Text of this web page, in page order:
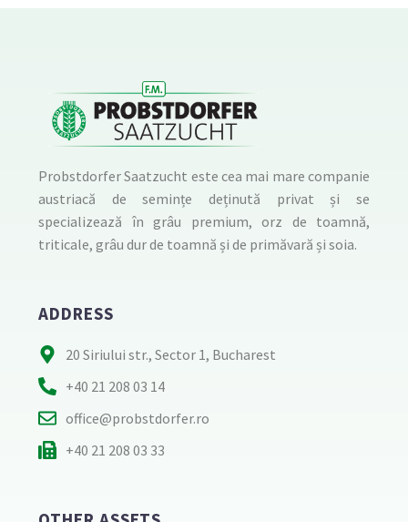
Probstdorfer Saatzucht este cea mai mare companie
austriacă de semințe deținută privat și se
specializează în grâu premium, orz de toamnă,
triticale, grâu dur de toamnă și de primăvară și soia.
ADDRESS
20 Siriului str., Sector 1, Bucharest
+40 21 208 03 14
office@probstdorfer.ro
+40 21 208 03 33